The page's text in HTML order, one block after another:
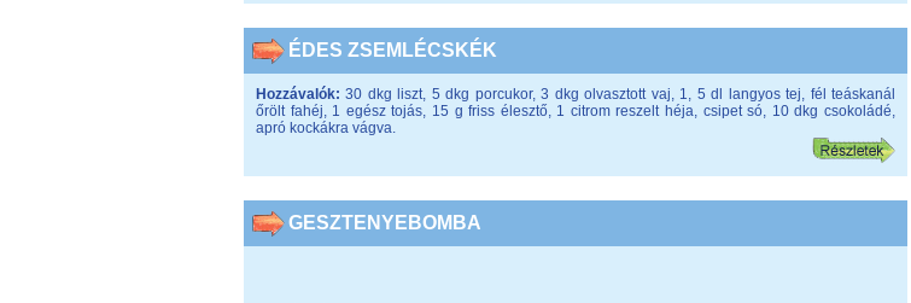
ÉDES ZSEMLÉCSKÉK
Hozzávalók:30 dkg liszt, 5 dkg porcukor, 3 dkg olvasztott vaj, 1, 5 dl langyos tej, fél teáskanál
őrölt fahéj, 1 egész tojás, 15 g friss élesztő, 1 citrom reszelt héja, csipet só, 10 dkg csokoládé,
apró kockákra vágva.
GESZTENYEBOMBA